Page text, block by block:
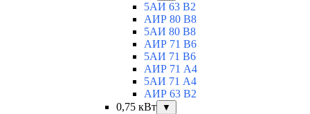
5АИ 63 B2
АИР 80 B8
5АИ 80 В8
АИР 71 В6
5АИ 71 B6
АИР 71 А4
5АИ 71 A4
АИР 63 B2
0,75 кВт
▼